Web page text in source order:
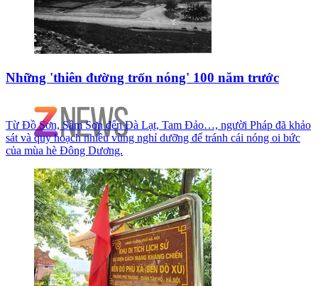
Những 'thiên đường trốn nóng' 100 năm trước
Từ Đồ Sơn, Sầm Sơn đến Đà Lạt, Tam Đảo…, người Pháp đã khảo
sát và quy hoạch nhiều vùng nghỉ dưỡng để tránh cái nóng oi bức
của mùa hè Đông Dương.